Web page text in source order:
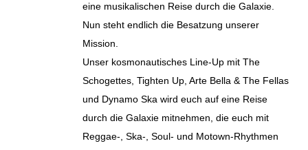
eine musikalischen Reise durch die Galaxie.
Nun steht endlich die Besatzung unserer
Mission.
Unser kosmonautisches Line-Up mit The
Schogettes, Tighten Up, Arte Bella & The Fellas
und Dynamo Ska wird euch auf eine Reise
durch die Galaxie mitnehmen, die euch mit
Reggae-, Ska-, Soul- und Motown-Rhythmen